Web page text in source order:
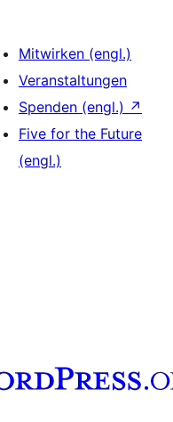
Mitwirken (engl.)
Veranstaltungen
Spenden (engl.) ↗
Five for the Future
(engl.)